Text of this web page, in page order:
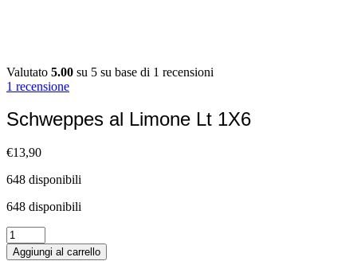
Valutato 5.00 su 5 su base di 1 recensioni
1 recensione
Schweppes al Limone Lt 1X6
€13,90
648 disponibili
648 disponibili
Schweppes
alAggiungi al carrello